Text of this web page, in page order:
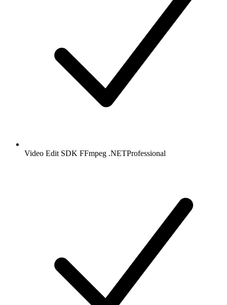
Video Edit SDK FFmpeg .NETProfessional